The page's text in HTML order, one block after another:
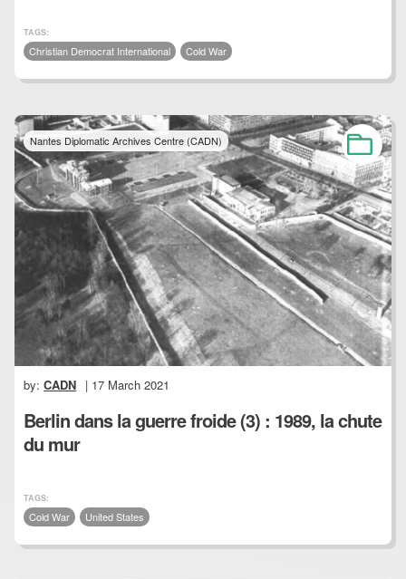
TAGS:
Christian Democrat International Cold War
Nantes Diplomatic Archives Centre (CADN)
by:CADN | 17 March 2021
Berlin dans la guerre froide (3) : 1989, la chute
du mur
TAGS:
Cold War United States